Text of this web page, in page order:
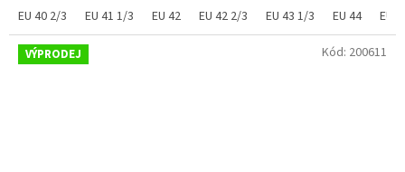
EU 40 2/3 EU 41 1/3 EU 42 EU 42 2/3 EU 43 1/3 EU 44 EU
VÝPRODEJ Kód: 200611